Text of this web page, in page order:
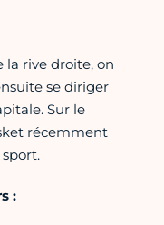
la rive droite, on
se diriger
Sur le
récemment
: